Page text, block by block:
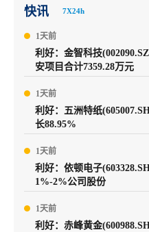
快讯 7X24h
1天前
利好：金智科技
安项目合计7359.28万元
1天前
利好：五洲特纸
长88.95%
1天前
利好：依顿电子
1%-2%公司股份
1天前
利好：赤峰黄金